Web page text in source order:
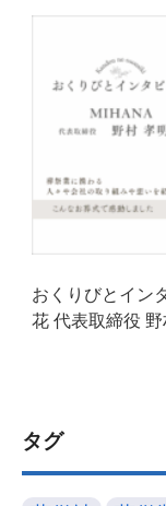
おくりびとイン
花 代表取締役 野
タグ